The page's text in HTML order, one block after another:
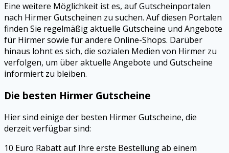
Eine weitere Möglichkeit ist es, auf Gutscheinportalen
nach Hirmer Gutscheinen zu suchen. Auf diesen Portalen
finden Sie regelmäßig aktuelle Gutscheine und Angebote
für Hirmer sowie für andere Online-Shops. Darüber
hinaus lohnt es sich, die sozialen Medien von Hirmer zu
verfolgen, um über aktuelle Angebote und Gutscheine
informiert zu bleiben.
Die besten Hirmer Gutscheine
Hier sind einige der besten Hirmer Gutscheine, die
derzeit verfügbar sind:
10 Euro Rabatt auf Ihre erste Bestellung ab einem